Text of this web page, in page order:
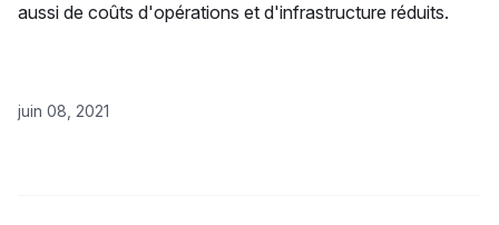
aussi de coûts d'opérations et d'infrastructure réduits.
juin 08, 2021